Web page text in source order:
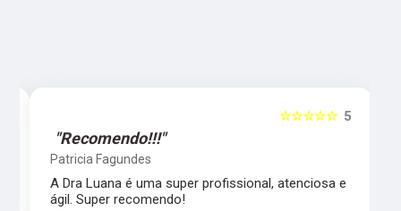
5
☆☆☆☆☆
"Recomendo!!!"
Patricia Fagundes
A Dra Luana é uma super profissional, atenciosa e
ágil. Super recomendo!